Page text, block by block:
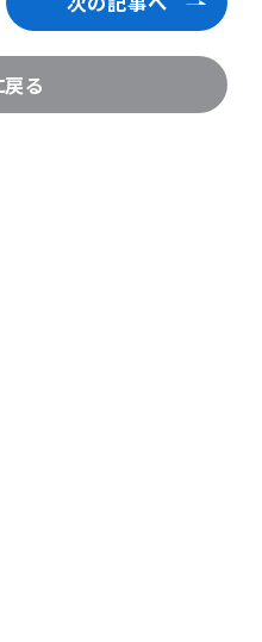
る